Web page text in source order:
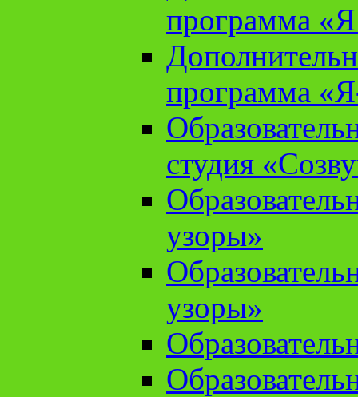
программа «Я
программа
студия
узоры»
узоры»